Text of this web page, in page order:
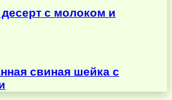
с молоком и
свиная шейка с